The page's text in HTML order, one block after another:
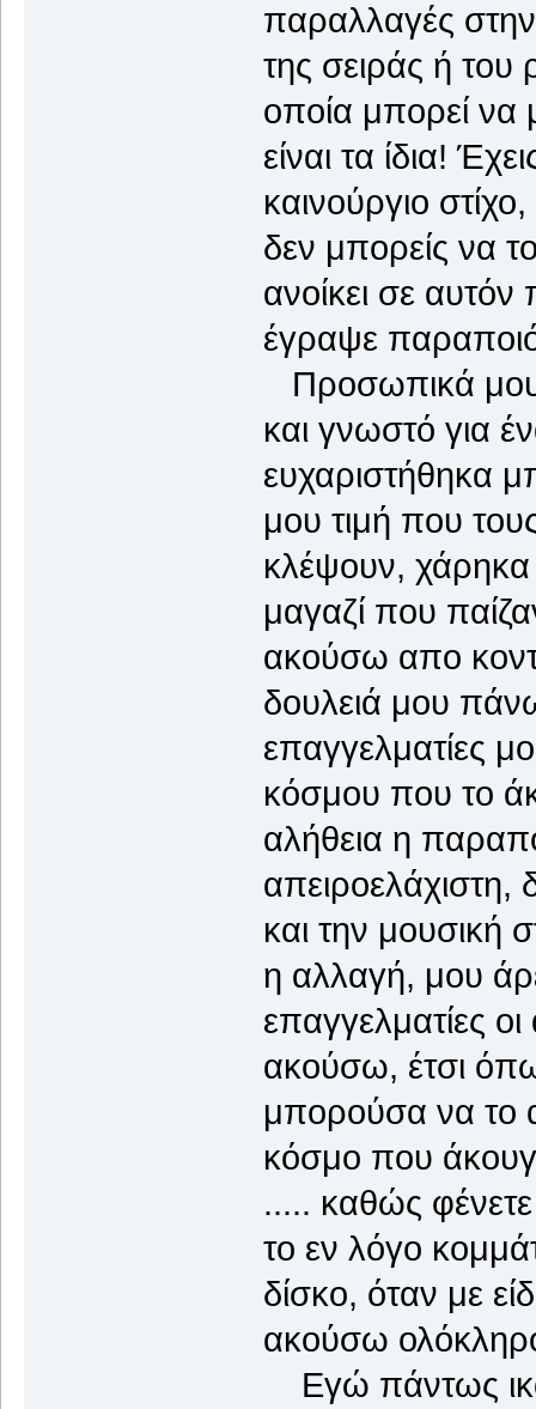
παραλλαγές
της σειράς ή του
οποία μπορεί να
είναι τα ίδια!
καινούργιο
δεν μπορείς να
ανοίκει σε
έγραψε
Προσωπικά μου
και γνωστό για
ευχαριστήθηκα
μου τιμή που
κλέψουν,
μαγαζί που
ακούσω απο
δουλειά μου
επαγγελματίες
κόσμου που το
αλήθεια η
απειροελάχιστη,
και την μουσική
η αλλαγή, μου
επαγγελματίες
ακούσω, έτσι
μπορούσα να το
κόσμο που
..... καθώς
το εν λόγο
δίσκο, όταν με
ακούσω
Εγώ πάντως